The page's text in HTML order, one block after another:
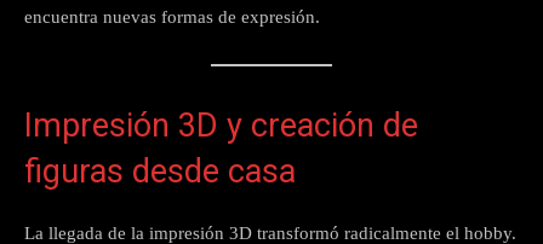
encuentra nuevas formas de expresión.
Impresión 3D y creación de
figuras desde casa
La llegada de la impresión 3D transformó radicalmente el hobby.